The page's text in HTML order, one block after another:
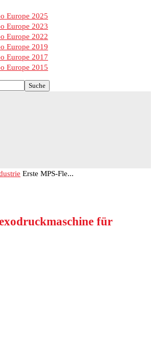
Europe 2025
Europe 2023
Europe 2022
Europe 2019
Europe 2017
Europe 2015
Erste MPS-Fle...
für